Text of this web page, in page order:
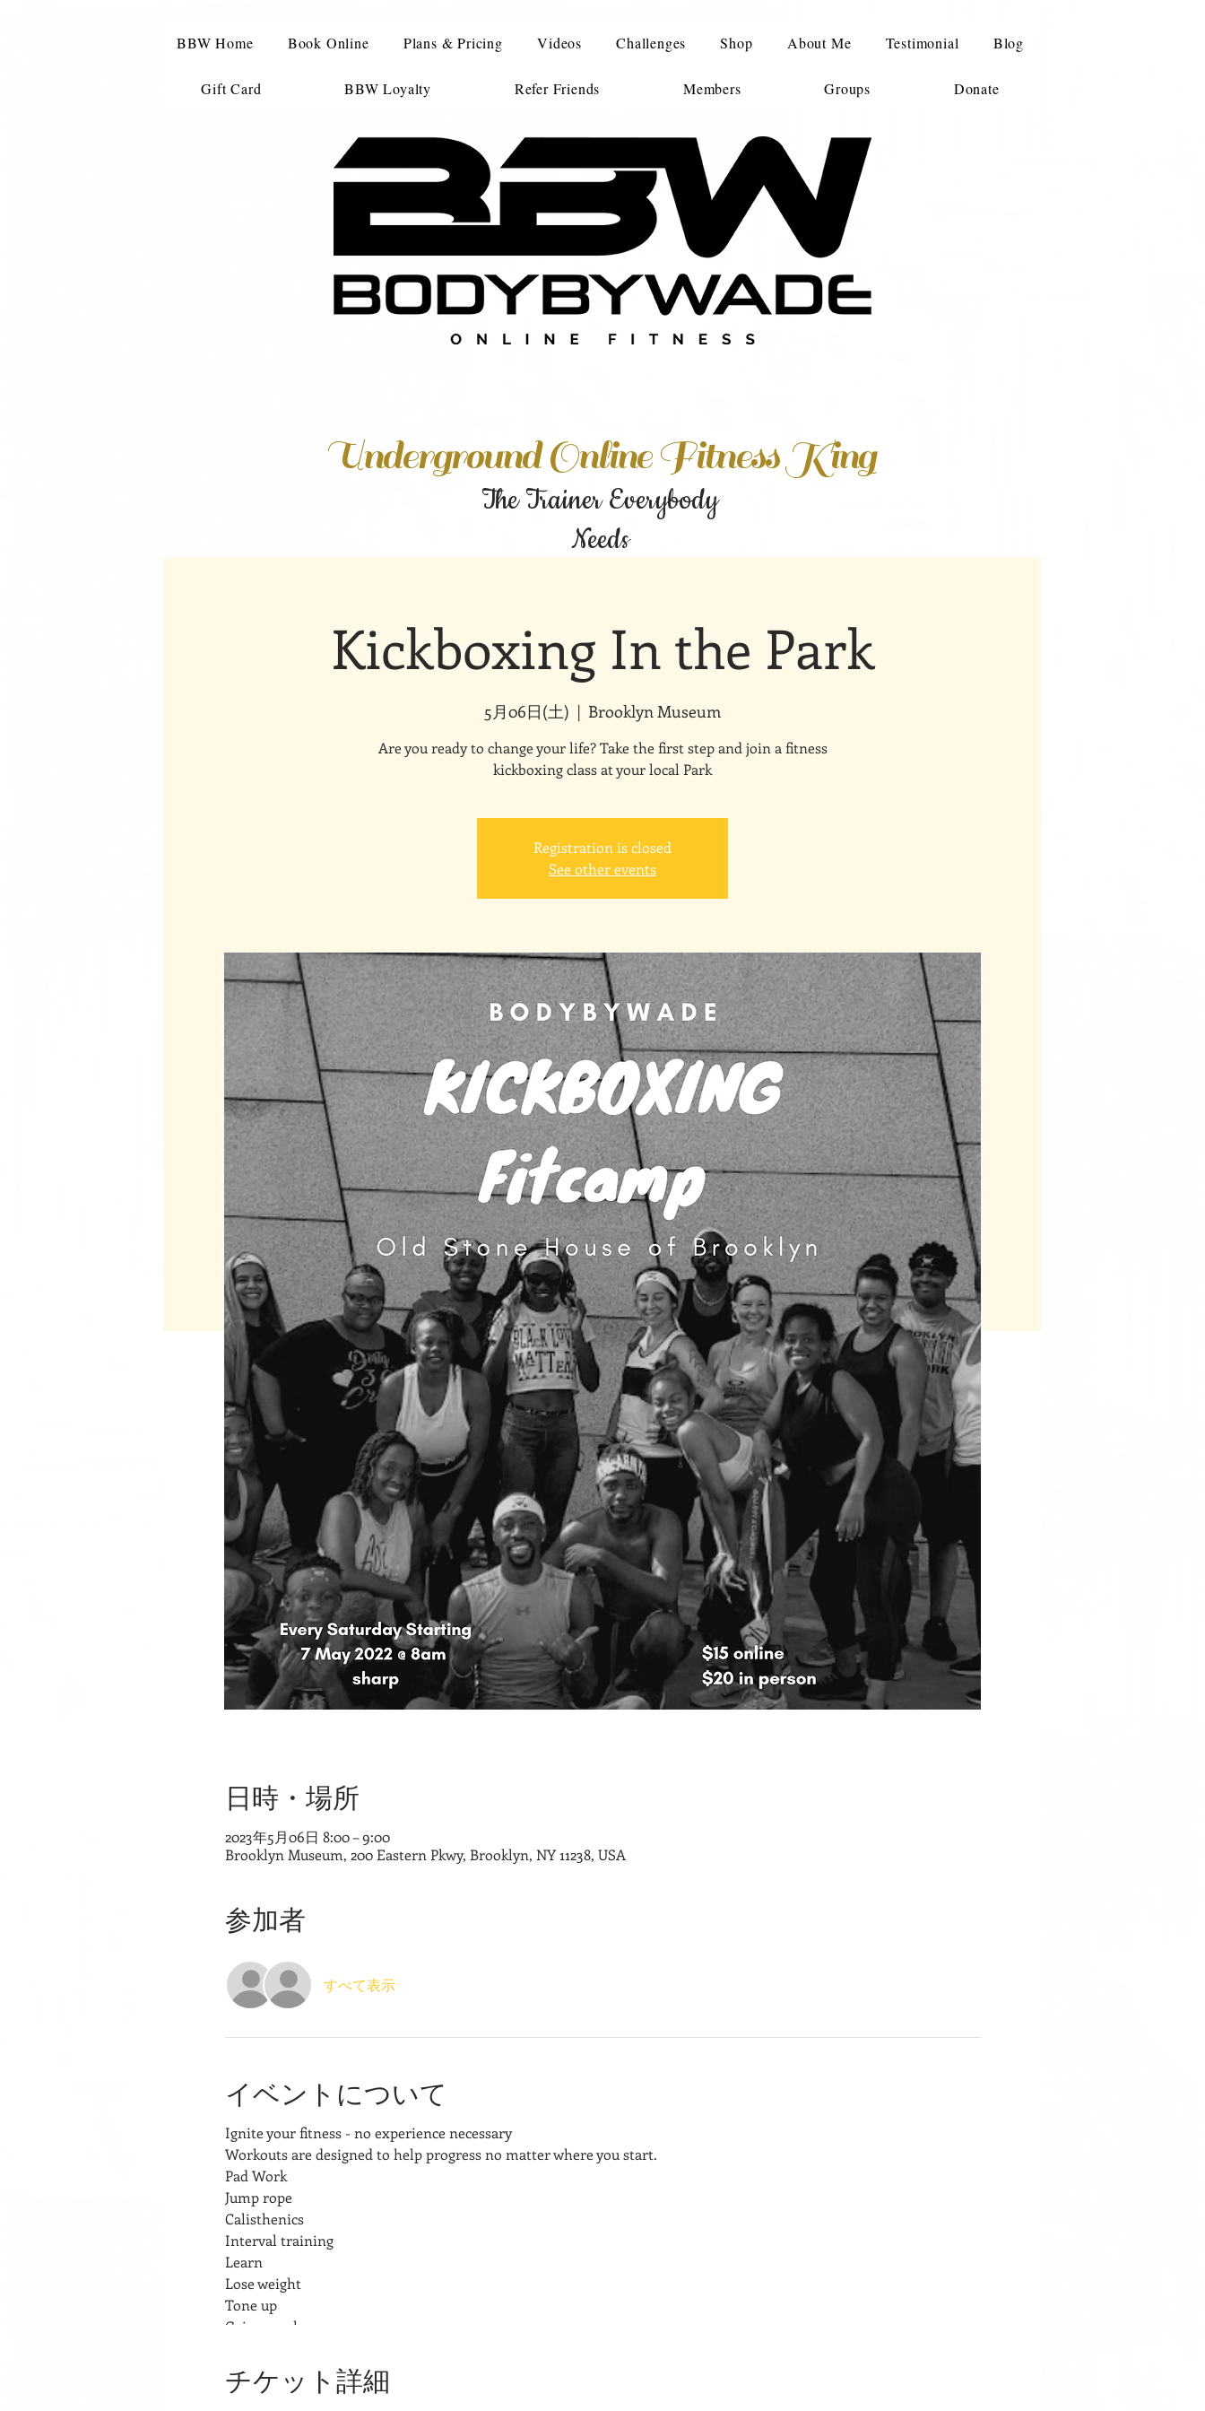
BBW Home Book Online Plans & Pricing Videos Challenges Shop About Me Testimonial Blog
Gift Card BBW Loyalty Refer Friends Members Groups Donate
Underground Online Fitness King
The Trainer Everybody
Needs
Kickboxing In the Park
5月06日(土)
  |
Brooklyn Museum
Are you ready to change your life? Take the first step and join a fitness
kickboxing class at your local Park
Registration is closed
See other events
日時・場所
2023年5月06日 8:00 – 9:00
Brooklyn Museum, 200 Eastern Pkwy, Brooklyn, NY 11238, USA
参加者
すべて表示
イベントについて
Ignite your fitness - no experience necessary
Workouts are designed to help progress no matter where you start.
Pad Work
Jump rope
Calisthenics
Interval training
Learn
Lose weight
Tone up
Gain muscle
チケット詳細